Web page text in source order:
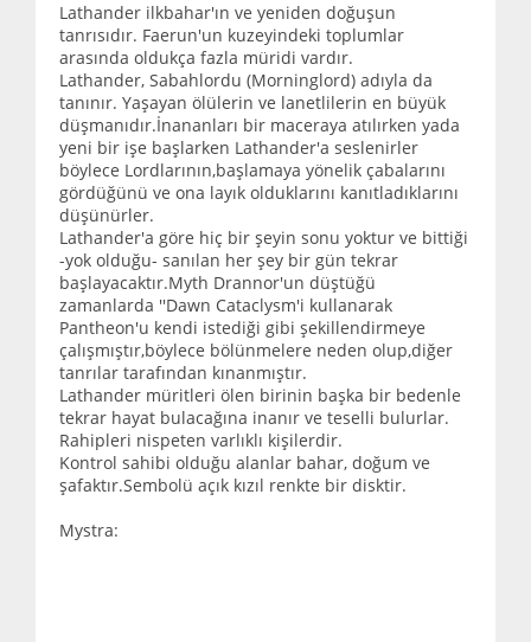
Lathander ilkbahar'ın ve yeniden doğuşun
tanrısıdır. Faerun'un kuzeyindeki toplumlar
arasında oldukça fazla müridi vardır.
Lathander, Sabahlordu (Morninglord) adıyla da
tanınır. Yaşayan ölülerin ve lanetlilerin en büyük
düşmanıdır.İnananları bir maceraya atılırken yada
yeni bir işe başlarken Lathander'a seslenirler
böylece Lordlarının,başlamaya yönelik çabalarını
gördüğünü ve ona layık olduklarını kanıtladıklarını
düşünürler.
Lathander'a göre hiç bir şeyin sonu yoktur ve bittiği
-yok olduğu- sanılan her şey bir gün tekrar
başlayacaktır.Myth Drannor'un düştüğü
zamanlarda ''Dawn Cataclysm'i kullanarak
Pantheon'u kendi istediği gibi şekillendirmeye
çalışmıştır,böylece bölünmelere neden olup,diğer
tanrılar tarafından kınanmıştır.
Lathander müritleri ölen birinin başka bir bedenle
tekrar hayat bulacağına inanır ve teselli bulurlar.
Rahipleri nispeten varlıklı kişilerdir.
Kontrol sahibi olduğu alanlar bahar, doğum ve
şafaktır.Sembolü açık kızıl renkte bir disktir.
Mystra: